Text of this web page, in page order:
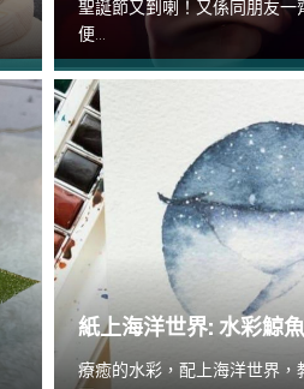
聖誕節又到喇！又係同朋友
便...
紙上海洋世界: 水彩鯨
療癒的水彩，配上海洋世界